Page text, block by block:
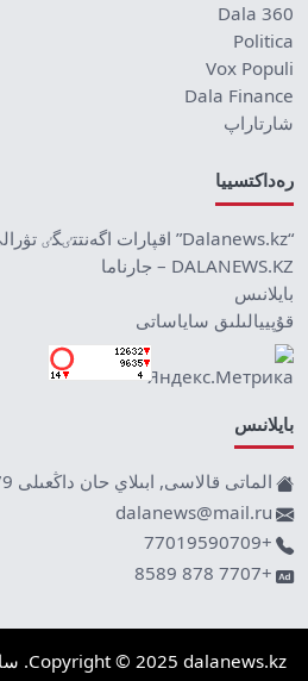
Dala 360
Politica
Vox Populi
Dala Finance
شارتاراپ
رەداكتسييا
“Dalanews.kz” اقپارات اگەنتتٸگٸ تۋرالى
DALANEWS.KZ – جارناما
بايلانىس
قۇپييالىلىق ساياساتى
بايلانىس
الماتى قالاسى, ابىلاي حان داڭعىلى 79, 125 وفيس.
dalanews@mail.ru
+77019590709
+7707 878 8589
Copyright © 2025 dalanews.kz. سايتتى جاساعان